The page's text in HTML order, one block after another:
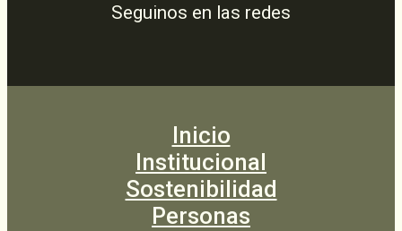
Seguinos en las redes
Inicio
Institucional
Sostenibilidad
Personas